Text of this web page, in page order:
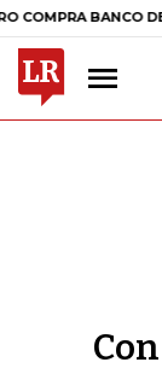
BANCO DE LA